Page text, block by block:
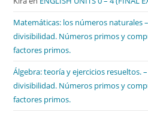
Matemáticas: los números naturales
divisibilidad. Números primos y
factores primos.
Álgebra: teoría y ejercicios resueltos.
divisibilidad. Números primos y
factores primos.